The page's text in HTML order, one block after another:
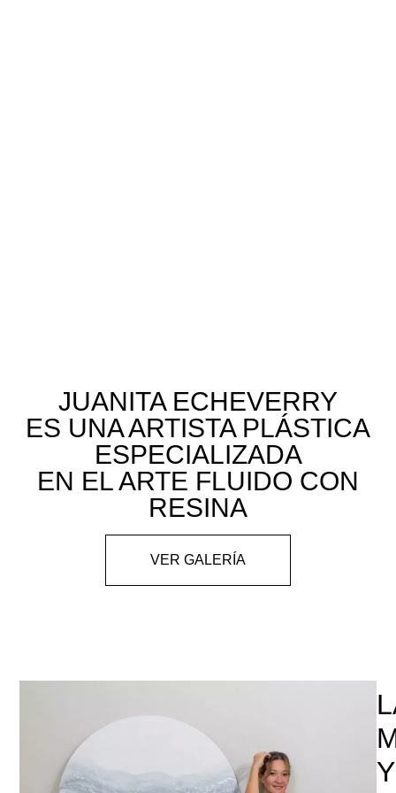
JUANITA ECHEVERRY
ES UNA ARTISTA PLÁSTICA
ESPECIALIZADA
EN EL ARTE FLUIDO CON
RESINA
VER GALERÍA
Y